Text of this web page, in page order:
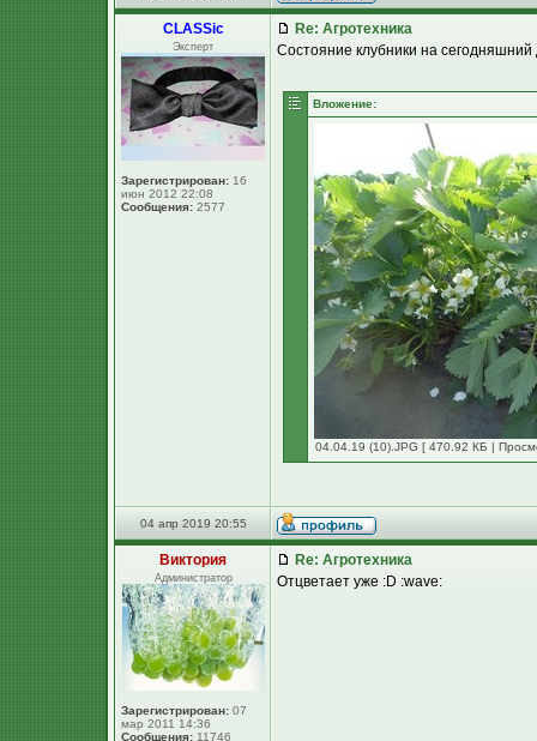
CLASSic
Эксперт
Зарегистрирован: 16
июн 2012 22:08
Сообщения: 2577
Re: Агротехника
Состояние клубники на сегодняшний
Вложение:
04.04.19 (10).JPG [ 470.92 КБ |
04 апр 2019 20:55
Виктория
Администратор
Зарегистрирован: 07
мар 2011 14:36
Сообщения: 11746
Re: Агротехника
Отцветает уже :D :wave: